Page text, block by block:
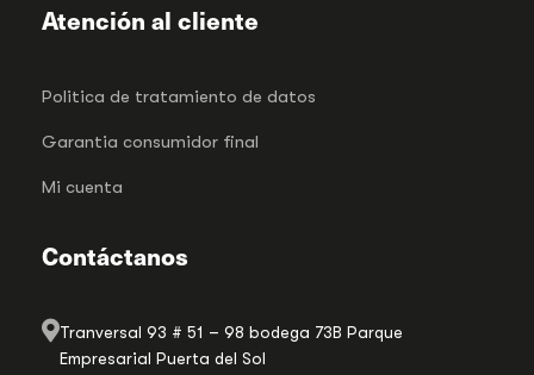
Atención al cliente
Politica de tratamiento de datos
Garantia consumidor final
Mi cuenta
Contáctanos
Tranversal 93 # 51 – 98 bodega 73B Parque
Empresarial Puerta del Sol